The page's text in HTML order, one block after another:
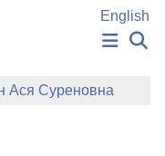
English
Ася Суреновна